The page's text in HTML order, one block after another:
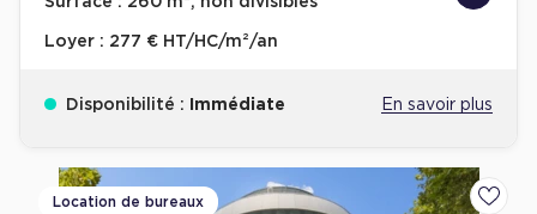
Loyer : 277 € HT/HC/m²/an
Disponibilité : Immédiate En savoir plus
Location de bureaux